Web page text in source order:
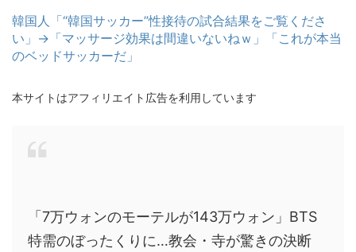
韓国人「“韓国サッカー”性接待の試合結果をご覧くださ
い」→「マッサージ効果は間違いないねｗ」「これが本当
のベッドサッカーだ」
本サイトはアフィリエイト広告を利用しています
「7万ウォンのモーテルが143万ウォン」BTS
特需のぼったくりに…教会・寺が驚きの決断